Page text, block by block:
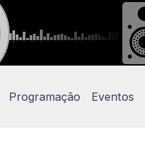
Programação Eventos